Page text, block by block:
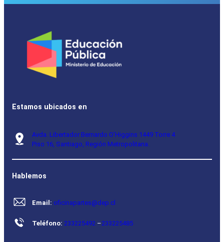
Estamos ubicados en
Avda. Libertador Bernardo O’Higgins 1449 Torre 4
Piso 16, Santiago, Región Metropolitana.
Hablemos
Email: oficinapartes@dep.cl
Teléfono: 233225492 –233225485